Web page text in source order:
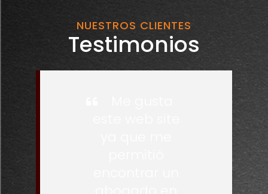
NUESTROS CLIENTES
Testimonios